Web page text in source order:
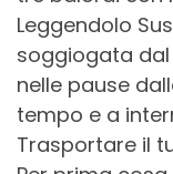
Leggendolo
soggiogata dal
nelle pause
tempo e a
Trasportare il